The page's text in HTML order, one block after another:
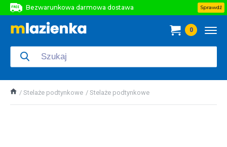
Bezwarunkowa darmowa dostawa
Bezwarunkowa darmowa dostawa
Sprawdź
0
Stelaże podtynkowe Stelaże podtynkowe